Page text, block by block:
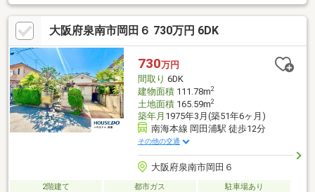
数！ お客様のご希望の物件を紹介します。●住宅ローンの相談
だけでも構いません！ 今お持ちのローンを最大５００万まで住
宅ローンと一本化が可能！ おまとめローン＆頭金０円フルロー
ン可能！ 提携銀行にて最大優遇金利0.8％台・最大40年でローン
組めます！●ご所有の不動産の売却査定や住み替え等お気軽にご
相談ください！
大阪府泉南市岡田６ 730万円 6DK
730万円
間取り 6DK
建物面積111.78m2
土地面積165.59m2
築年月 1975年3月(築51年6ヶ月)
南海本線 岡田浦駅 徒歩12分
その他の交通
大阪府泉南市岡田６
2階建て 都市ガス
駐車場あり